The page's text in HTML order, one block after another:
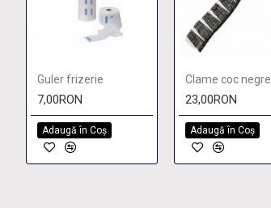
Guler frizerie
7,00RON
Adaugă în Coş
Clame coc negre
23,00RON
Adaugă în Coş